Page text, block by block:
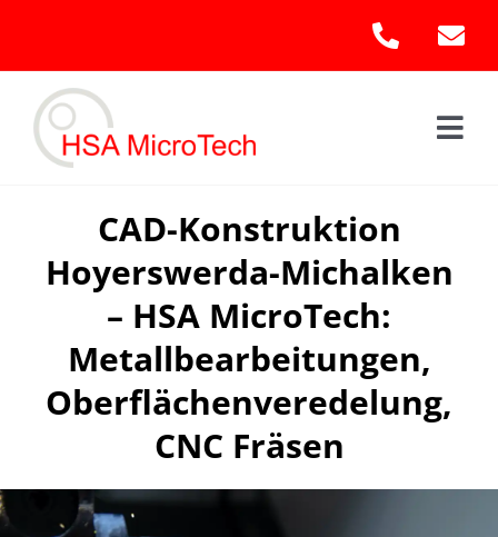
content
CAD-Konstruktion
Hoyerswerda-Michalken
– HSA MicroTech:
Metallbearbeitungen,
Oberflächenveredelung,
CNC Fräsen